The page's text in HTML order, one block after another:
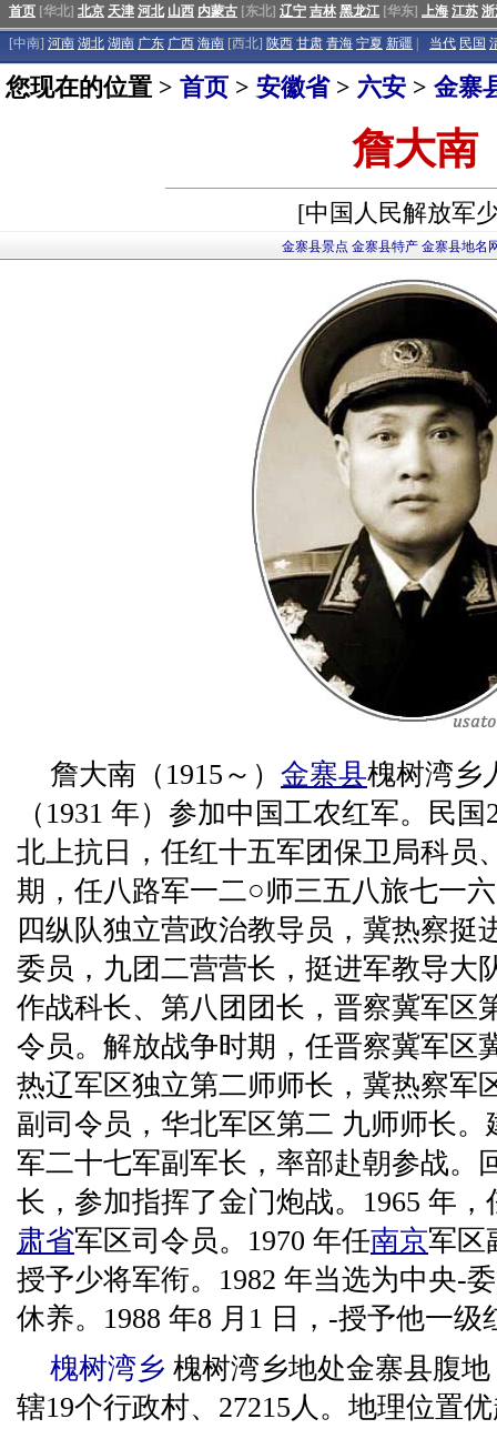
首页 [华北] 北京 天津 河北 山西 内蒙古 [东北] 辽宁 吉林 黑龙江 [华东] 上海 江苏
[中南] 河南 湖北 湖南 广东 广西 海南 [西北] 陕西 甘肃 青海 宁夏 新疆 当代 民国
您现在的位置 > 首页 > 安徽省> 六安 > 金寨
詹大南
[中国人民解放军
金寨县景点 金寨县特产 金寨县地名
詹大南（1915～） 金寨县槐树湾乡
（1931 年）参加中国工农红军。民
北上抗日，任红十五军团保卫局科员
期，任八路军一二○师三五八旅七一
四纵队独立营政治教导员，冀热察挺
委员，九团二营营长，挺进军教导大
作战科长、第八团团长，晋察冀军区
令员。解放战争时期，任晋察冀军区
热辽军区独立第二师师长，冀热察军
副司令员，华北军区第二 九师师长
军二十七军副军长，率部赴朝参战。
长，参加指挥了金门炮战。1965 年，
肃省军区司令员。1970 年任南京军区
授予少将军衔。1982 年当选为中央-
休养。1988 年8 月1 日，-授予他一级
槐树湾乡 槐树湾乡地处金寨县腹
辖19个行政村、27215人。地理位置